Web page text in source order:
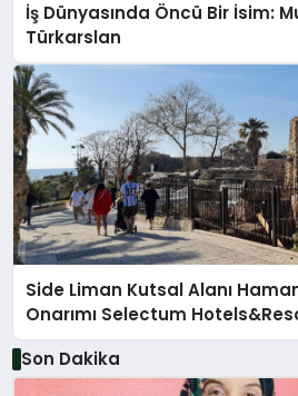
İş Dünyasında Öncü Bir İsim:
Türkarslan
Side Liman Kutsal Alanı
Onarımı Selectum
Katkılarıyla Tamamlandı
Son Dakika